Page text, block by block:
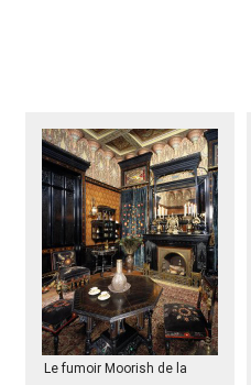
Le fumoir Moorish de la